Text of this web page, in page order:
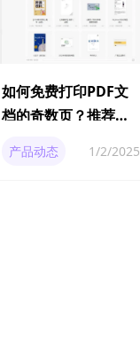
如何免费打印PDF文
档的奇数页？推荐免
产品动态 1/2/2025